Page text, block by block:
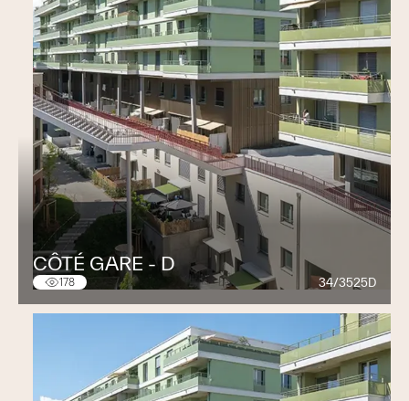
2022 Bevaix
T.: 032 849 13 13
info@hkm.ch
CÔTÉ GARE - D
178 34/3525D